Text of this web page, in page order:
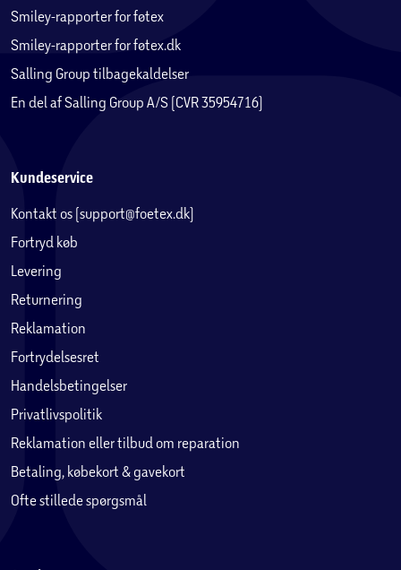
Smiley-rapporter for føtex
Smiley-rapporter for føtex.dk
Salling Group tilbagekaldelser
En del af Salling Group A/S (CVR 35954716)
Kundeservice
Kontakt os (support@foetex.dk)
Fortryd køb
Levering
Returnering
Reklamation
Fortrydelsesret
Handelsbetingelser
Privatlivspolitik
Reklamation eller tilbud om reparation
Betaling, købekort & gavekort
Ofte stillede spørgsmål